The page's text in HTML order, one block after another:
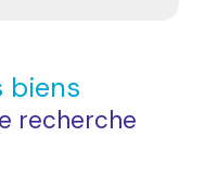
biens
recherche